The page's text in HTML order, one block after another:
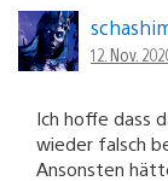
12. Nov.
Ich hoffe dass
wieder falsch
Ansonsten